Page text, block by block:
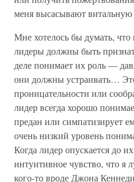
меня высасывают
Мне хотелось бы думать,
лидеры должны быть
деле понимает их роль —
они должны устраивать…
проницательности или
лидер всегда хорошо
предан или симпатизирует
очень низкий уровень
Когда лидер опускается до
интуитивное чувство, что
кого-то вроде Джона